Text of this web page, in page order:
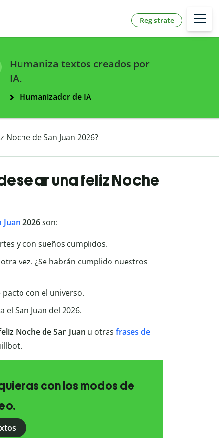
Regístrate
Humaniza textos creados por
IA.
Humanizador de IA
de San Juan 2026?
una feliz Noche
Juan 2026son:
y con sueños cumplidos.
vez. ¿Se habrán cumplido nuestros
pacto con el universo.
San Juan del 2026.
Noche de San Juan u otras frases de
con los modos de